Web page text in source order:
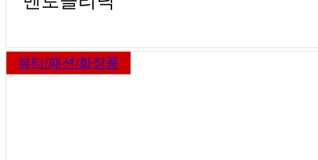
뷰티/패션/화장품